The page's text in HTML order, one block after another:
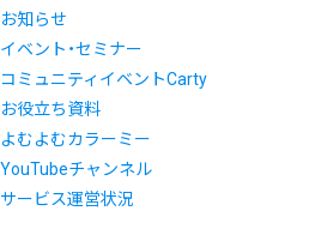
お知らせ
イベント・セミナー
コミュニティイベントCarty
お役立ち資料
よむよむカラーミー
YouTubeチャンネル
サービス運営状況